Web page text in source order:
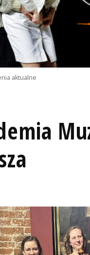
aktualne